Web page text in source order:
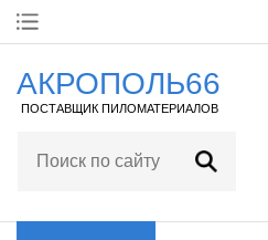
Главная
АКРОПОЛЬ66
ПОСТАВЩИК ПИЛОМАТЕРИАЛОВ